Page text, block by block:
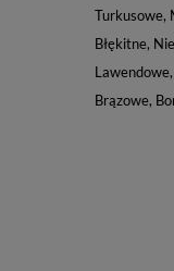
Turkusowe,
Błękitne,
Brązowe,